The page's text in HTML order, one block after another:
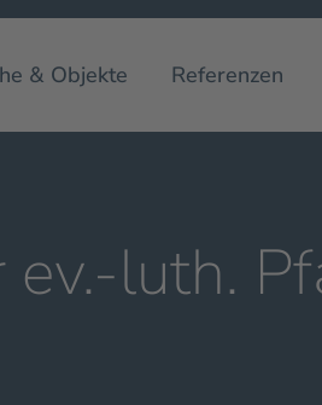
& Objekte Referenzen
luth.